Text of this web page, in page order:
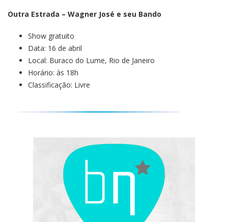
Outra Estrada – Wagner José e seu Bando
Show gratuito
Data: 16 de abril
Local: Buraco do Lume, Rio de Janeiro
Horário: às 18h
Classificação: Livre